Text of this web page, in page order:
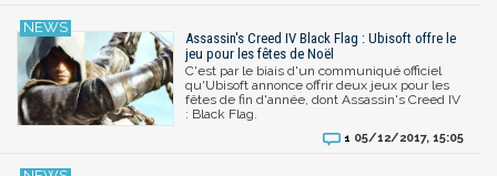
Assassin's Creed IV Black Flag : Ubisoft offre le
jeu pour les fêtes de Noël
C'est par le biais d'un communiqué officiel
qu'Ubisoft annonce offrir deux jeux pour les
fêtes de fin d'année, dont Assassin's Creed IV
: Black Flag.
1 05/12/2017, 15:05